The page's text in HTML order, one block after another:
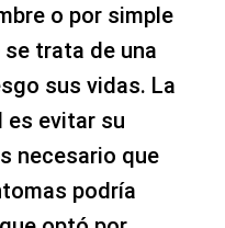
o por simple
trata de una
sus vidas. La
es evitar su
necesario que
podría